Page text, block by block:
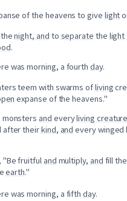
of the heavens to give light
thenight, and to separate the light
.
was morning, a fourthday.
teem with swarms ofliving
expanse of the heavens."
and everyliving creature
after theirkind, and every
"Be fruitful and multiply, and fill
earth."
was morning, a fifthday.